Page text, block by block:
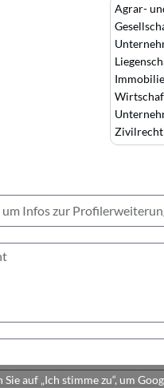
Agrar-
Zivilrecht
Sie auf „Ich stimme zu“, um